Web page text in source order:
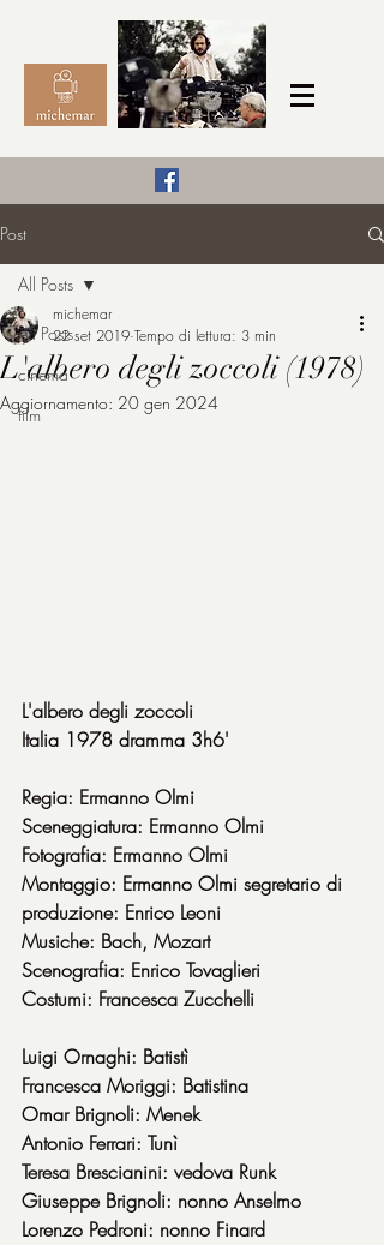
michemar
Post
All Posts
cinema
film
All Posts
L'albero degli zoccoli (1978)
michemar
22 set 2019 Tempo di lettura: 3 min
Aggiornamento: 20 gen 2024
L'albero degli zoccoli
Italia 1978 dramma 3h6'
Regia: Ermanno Olmi
Sceneggiatura: Ermanno Olmi
Fotografia: Ermanno Olmi
Montaggio: Ermanno Olmi segretario di
produzione: Enrico Leoni
Musiche: Bach, Mozart
Scenografia: Enrico Tovaglieri
Costumi: Francesca Zucchelli
Luigi Ornaghi: Batistì
Francesca Moriggi: Batistina
Omar Brignoli: Menek
Antonio Ferrari: Tunì
Teresa Brescianini: vedova Runk
Giuseppe Brignoli: nonno Anselmo
Lorenzo Pedroni: nonno Finard